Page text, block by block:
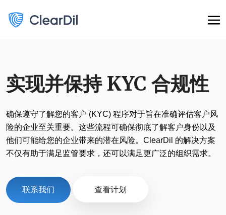
实现并保持 KYC 合规性
确保遵守了解您的客户 (KYC) 程序对于旨在准确评估客户风
险的企业至关重要。这些流程可确保彻底了解客户身份以及
他们可能给您的企业带来的潜在风险。ClearDil 的解决方案
不仅有助于满足监管要求，还可以满足更广泛的组织需求。
联系我们 查看计划